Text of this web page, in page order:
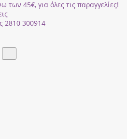
45€, για όλες τις παραγγελίες!
2810 300914